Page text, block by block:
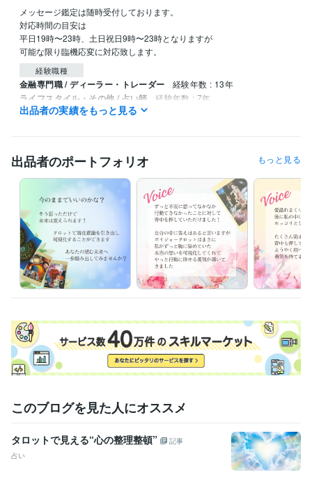
メッセージ鑑定は随時受付しております。
対応時間の目安は
平日19時〜23時、土日祝日9時〜23時となりますが
可能な限り臨機応変に対応致します。
経験職種
金融専門職 / ディーラー・トレーダー 経験年数 : 13年
ライフスタイル・その他 / 占い師 経験年数 : 7年
ライフスタイル・その他 / カウンセラー・コーチ
資格・検定
損害保険募集人 取得年 : 2012年
生命保険募集人 取得年 : 2012年
日商簿記検定2級 取得年 : 1986年
ビジネス・クリエイティブツール
Wix:7年 ペライチ:7年Excel:20年
Google スプレッドシート:2年
Numbers:5年 PowerPoint:20年 Word:20年BASE:7年
STORES:3年
Google Analytics:20年ChatGPT:1年Lightroom:1年CapCut:3年
iMovie:3年VLLO:0年Canva:3年 CLIP STUDIO PAINT:7年
得意分野
占い 数秘術
出品者の実績をもっと見る
出品者のポートフォリオ もっと見る
このブログを見た人にオススメ
タロットで見える“心の整理整頓”
記事
占い